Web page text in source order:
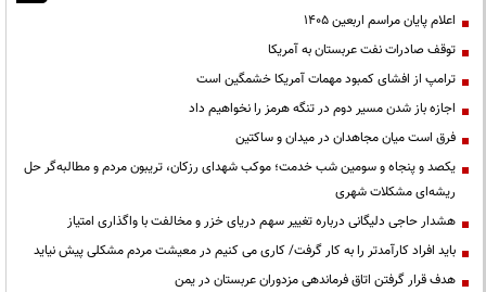
اعلام پایان مراسم اربعین ۱۴۰۵
توقف صادرات نفت عربستان به آمریکا
ترامپ از افشای کمبود مهمات آمریکا خشمگین است
اجازه باز شدن مسیر دوم در تنگه هرمز را نخواهیم داد
فرق است میان مجاهدان در میدان و ساکتین
یکصد و پنجاه و سومین شب خدمت؛ موکب شهدای رزکان، تریبون مردم و مطالبه‌گر حل
ریشه‌ای مشکلات شهری
هشدار حاجی دلیگانی درباره تغییر سهم دریای خزر و مخالفت با واگذاری امتیاز
باید افراد کارآمدتر را به کار گرفت/ کاری می کنیم در معیشت مردم مشکلی پیش نیاید
هدف قرار گرفتن اتاق‌ فرماندهی مزدوران عربستان در یمن